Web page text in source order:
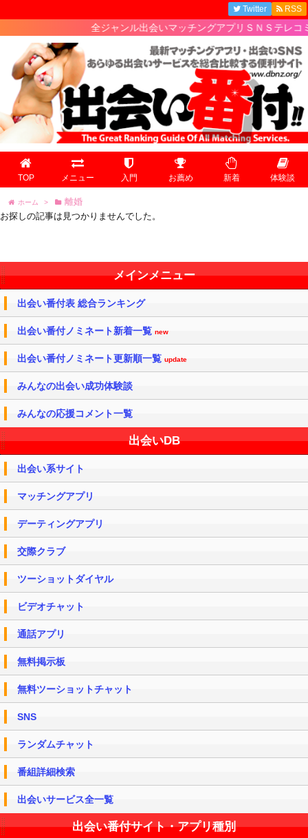
全ジャンル出会いマッチングアプリＳＮＳテレコミ
TOP メニュー 入門 お薦め 新着 体験談
Twitter RSS
ホーム >
離婚
お探しの記事は見つかりませんでした。
メインメニュー
出会い番付表 総合ランキング
出会い番付ノミネート新着一覧 new
出会い番付ノミネート更新順一覧 update
みんなの出会い成功体験談
みんなの応援コメント一覧
出会いDB
出会い系サイト
マッチングアプリ
デーティングアプリ
交際クラブ
ツーショットダイヤル
ビデオチャット
通話アプリ
無料掲示板
無料ツーショットチャット
SNS
ランダムチャット
番組詳細検索
出会いサービス全一覧
出会い番付サイト・アプリ種別